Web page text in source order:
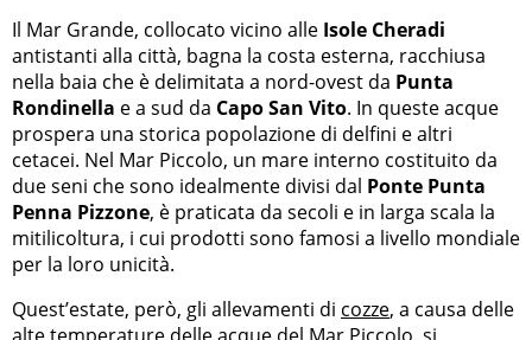
Il Mar Grande, collocato vicino alle Isole Cheradi
antistanti alla città, bagna la costa esterna, racchiusa
nella baia che è delimitata a nord-ovest da Punta
Rondinella e a sud da Capo San Vito. In queste acque
prospera una storica popolazione di delfini e altri
cetacei. Nel Mar Piccolo, un mare interno costituito da
due seni che sono idealmente divisi dal Ponte Punta
Penna Pizzone, è praticata da secoli e in larga scala la
mitilicoltura, i cui prodotti sono famosi a livello mondiale
per la loro unicità.
Quest’estate, però, gli allevamenti di cozze, a causa delle